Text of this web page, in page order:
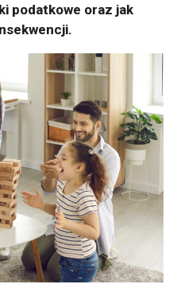
podatkowe oraz jak